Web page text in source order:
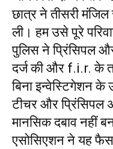
छात्र ने तीसरी
ली। हम उसे पूरे
पुलिस ने प्रिंसिपल
दर्ज की और f.i.r. के
बिना इन्वेस्टिगेशन के
टीचर और प्रिंसिपल
मानसिक दबाव नहीं
एसोसिएशन ने यह